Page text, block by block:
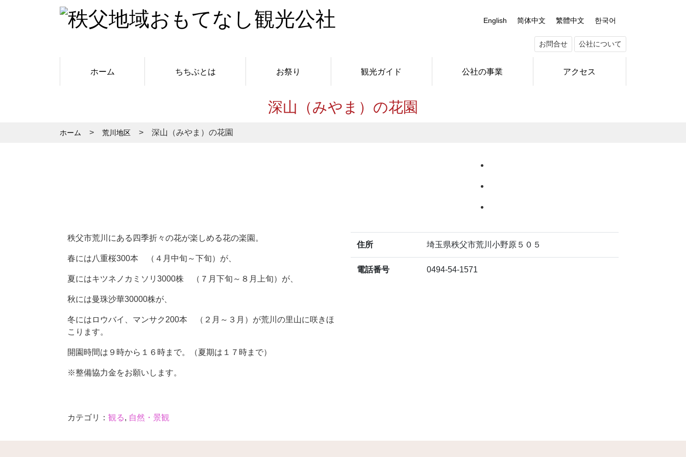
English 简体中文 繁體中文 한국어
お問合せ 公社について
ホーム ちちぶとは お祭り 観光ガイド 公社の事業 アクセス
深山（みやま）の花園
ホーム 荒川地区 深山（みやま）の花園
秩父市荒川にある四季折々の花が楽しめる花の楽園。
春には八重桜300本 （４月中旬～下旬）が、
夏にはキツネノカミソリ3000株 （７月下旬～８月上旬）が、
秋には曼珠沙華30000株が、
冬にはロウバイ、マンサク200本 （２月～３月）が荒川の里山に咲きほ
こります。
開園時間は９時から１６時まで。（夏期は１７時まで）
※整備協力金をお願いします。
住所 埼玉県秩父市荒川小野原５０５
電話番号 0494-54-1571
カテゴリ： 観る, 自然・景観